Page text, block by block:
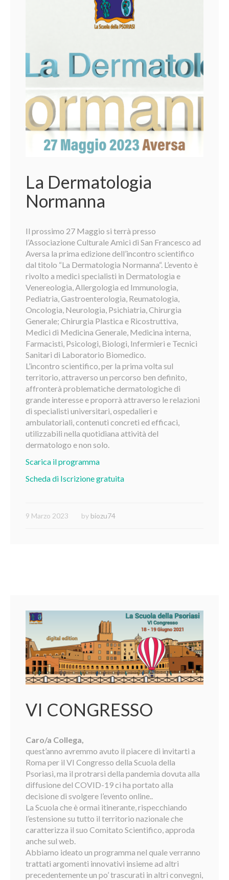
La Dermatologia
Normanna
Il prossimo 27 Maggio si terrà presso
l’Associazione Culturale Amici di San Francesco ad
Aversa la prima edizione dell’incontro scientifico
dal titolo “La Dermatologia Normanna“. L’evento è
rivolto a medici specialisti in Dermatologia e
Venereologia, Allergologia ed Immunologia,
Pediatria, Gastroenterologia, Reumatologia,
Oncologia, Neurologia, Psichiatria, Chirurgia
Generale; Chirurgia Plastica e Ricostruttiva,
Medici di Medicina Generale, Medicina interna,
Farmacisti, Psicologi, Biologi, Infermieri e Tecnici
Sanitari di Laboratorio Biomedico.
L’incontro scientifico, per la prima volta sul
territorio, attraverso un percorso ben definito,
affronterà problematiche dermatologiche di
grande interesse e proporrà attraverso le relazioni
di specialisti universitari, ospedalieri e
ambulatoriali, contenuti concreti ed efficaci,
utilizzabili nella quotidiana attività del
dermatologo e non solo.
Scarica il programma
Scheda di Iscrizione gratuita
9 Marzo 2023 by biozu74
VI CONGRESSO
Caro/a Collega,
quest’anno avremmo avuto il piacere di invitarti a
Roma per il VI Congresso della Scuola della
Psoriasi, ma il protrarsi della pandemia dovuta alla
diffusione del COVID-19 ci ha portato alla
decisione di svolgere l’evento online..
La Scuola che è ormai itinerante, rispecchiando
l’estensione su tutto il territorio nazionale che
caratterizza il suo Comitato Scientifico, approda
anche sul web.
Abbiamo ideato un programma nel quale verranno
trattati argomenti innovativi insieme ad altri
precedentemente un po’ trascurati in altri convegni,